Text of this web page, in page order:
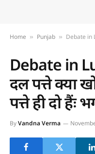
Home » Punjab » Debate in
Debate in
दल पत्ते क्या
पत्ते ही दो हैंः
ByVandna Verma